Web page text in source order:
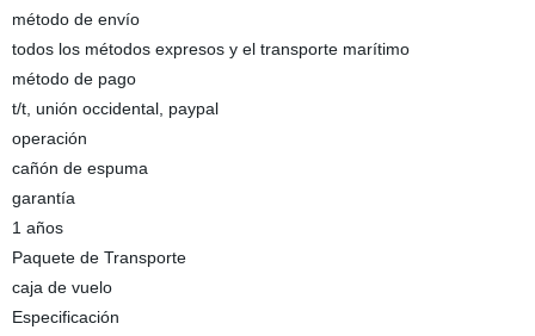
método de envío
todos los métodos expresos y el transporte marítimo
método de pago
t/t, unión occidental, paypal
operación
cañón de espuma
garantía
1 años
Paquete de Transporte
caja de vuelo
Especificación